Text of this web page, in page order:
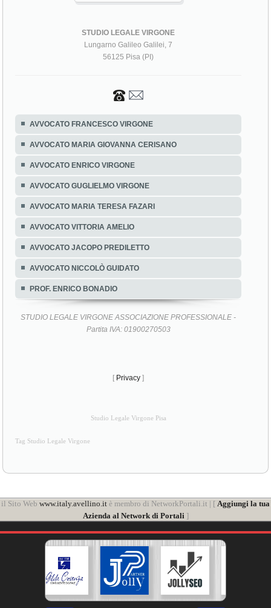
STUDIO LEGALE VIRGONE
Lungarno Galileo Galilei, 7
56125 Pisa (PI)
AVVOCATO FRANCESCO VIRGONE
AVVOCATO MARIA GIOVANNA CERISANO
AVVOCATO ENRICO VIRGONE
AVVOCATO GUGLIELMO VIRGONE
AVVOCATO MARIA TERESA FAZARI
AVVOCATO VITTORIA AMELIO
AVVOCATO JACOPO PREDILETTO
AVVOCATO NICCOLÒ GUIDATO
PROF. ENRICO BONADIO
STUDIO LEGALE VIRGONE ASSOCIAZIONE PROFESSIONALE -
Partita IVA: 01900270503
[ Privacy ]
Studio Legale Virgone Pisa
Tag Studio Legale Virgone
il Sito Web www.italy.avellino.it è membro di NetworkPortali.it | [ Aggiungi la tua
Azienda al Network di Portali]